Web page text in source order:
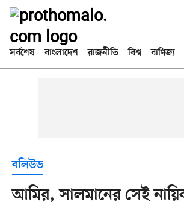
সর্বশেষ বাংলাদেশ রাজনীতি বিশ্ব বাণিজ্য
বলিউড
আমির, সালমানের সেই